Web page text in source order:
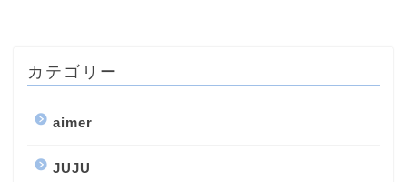
カテゴリー
aimer
JUJU